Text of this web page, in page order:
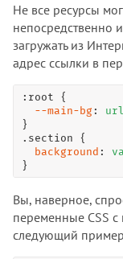
Не все ресурсы
непосредственно
загружать из
адрес ссылки в
:root {
--main-bg : url
.section {
background :
}
Вы, наверное,
переменные CSS
следующий